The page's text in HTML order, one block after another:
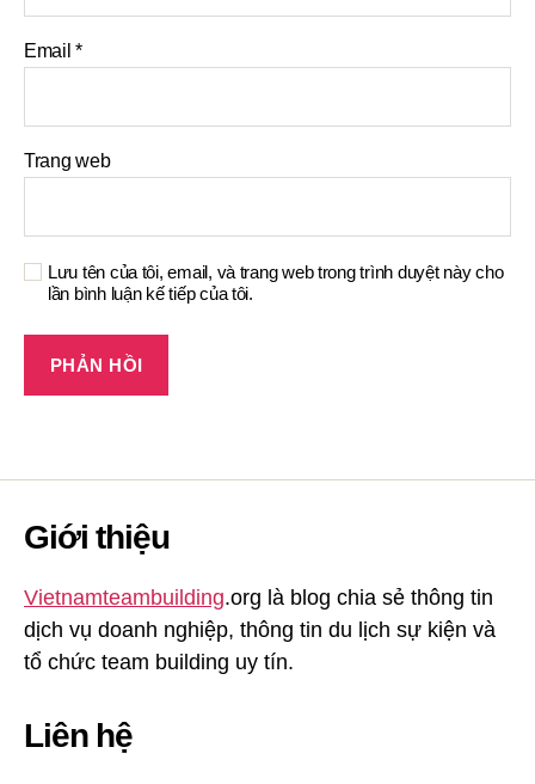
Email*
Trang web
Lưu tên của tôi, email, và trang web trong trình duyệt này cho
lần bình luận kế tiếp của tôi.
Giới thiệu
Vietnamteambuilding.org là blog chia sẻ thông tin
dịch vụ doanh nghiệp, thông tin du lịch sự kiện và
tổ chức team building uy tín.
Liên hệ